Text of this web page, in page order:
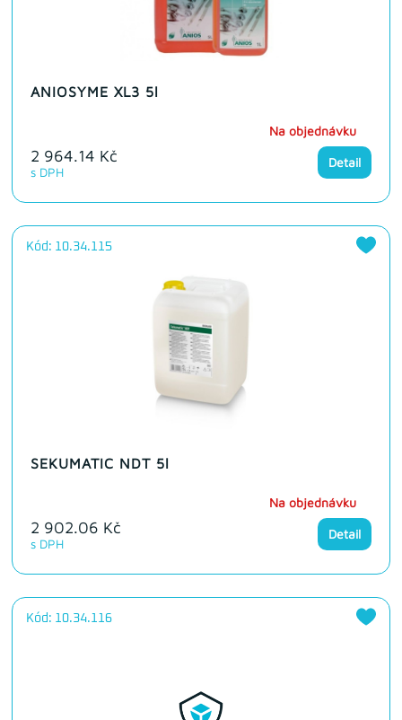
ANIOSYME XL3 5l
2 964.14 Kč
s DPH
Na objednávku
Detail
Kód: 10.34.115
SEKUMATIC NDT 5l
2 902.06 Kč
s DPH
Na objednávku
Detail
Kód: 10.34.116